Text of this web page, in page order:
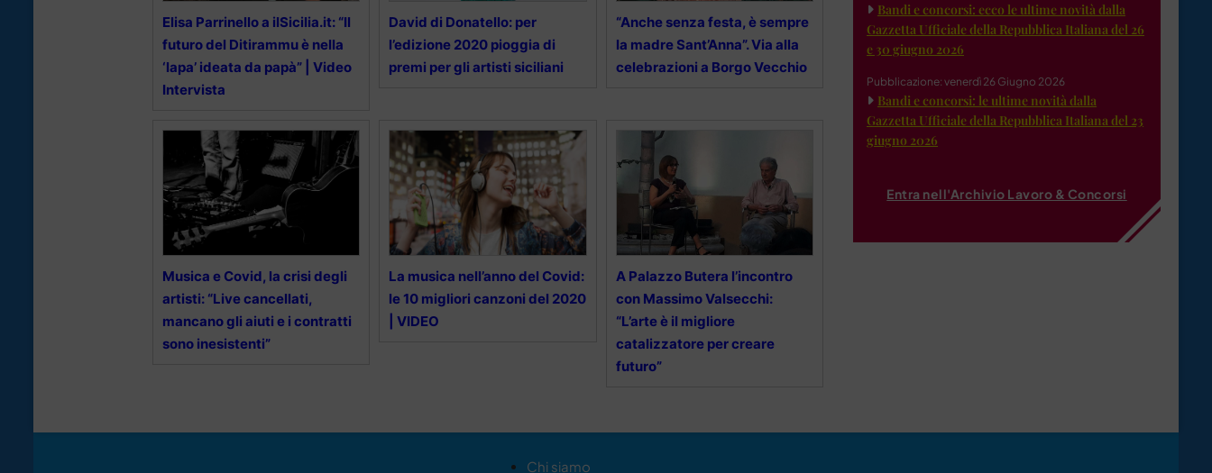
Elisa Parrinello a ilSicilia.it: “Il
futuro del Ditirammu è nella
‘lapa’ ideata da papà” | Video
Intervista
David di Donatello: per
l’edizione 2020 pioggia di
premi per gli artisti siciliani
“Anche senza festa, è sempre
la madre Sant’Anna”. Via alla
celebrazioni a Borgo Vecchio
Musica e Covid, la crisi degli
artisti: “Live cancellati,
mancano gli aiuti e i contratti
sono inesistenti”
La musica nell’anno del Covid:
le 10 migliori canzoni del 2020
| VIDEO
A Palazzo Butera l’incontro
con Massimo Valsecchi:
“L’arte è il migliore
catalizzatore per creare
futuro”
Bandi e concorsi: ecco le ultime novità dalla
Gazzetta Ufficiale della Repubblica Italiana del 26
e 30 giugno 2026
Pubblicazione: venerdì 26 Giugno 2026
Bandi e concorsi: le ultime novità dalla
Gazzetta Ufficiale della Repubblica Italiana del 23
giugno 2026
Entra nell'Archivio Lavoro & Concorsi
Chi siamo